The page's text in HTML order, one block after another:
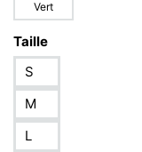
Vert
Taille
S
M
L